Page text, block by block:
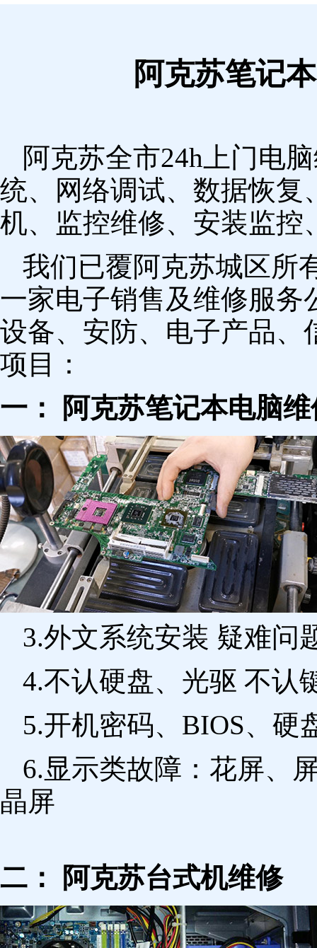
阿克苏笔记
阿克苏全市24h上门电
统、网络调试、数据恢复
机、监控维修、安装监控
我们已覆阿克苏城区所
一家电子销售及维修服务
设备、安防、电子产品、
项目：
一： 阿克苏笔记本电脑维
3.外文系统安装 疑难问
4.不认硬盘、光驱 不认
5.开机密码、BIOS、硬
6.显示类故障：花屏、
晶屏
二： 阿克苏台式机维修